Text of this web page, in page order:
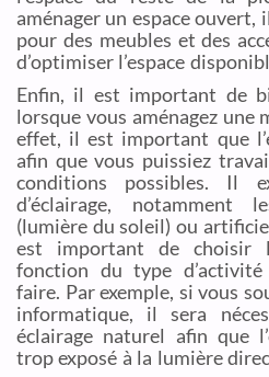
aménager un espace ouvert,
pour des meubles et des
d’optimiser l’espace
Enfin, il est important de
lorsque vous aménagez une
effet, il est important que
afin que vous puissiez
conditions possibles. Il
d’éclairage, notamment
(lumière du soleil) ou
est important de choisir
fonction du type
faire. Par exemple, si vous
informatique, il sera
éclairage naturel afin que
trop exposé à la lumière